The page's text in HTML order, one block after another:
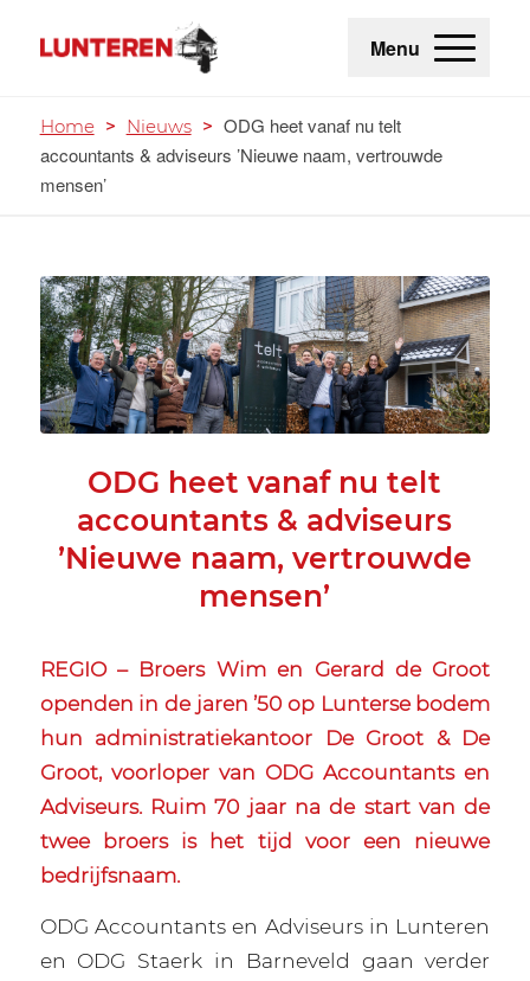
Menu
Home > Nieuws > ODG heet vanaf nu telt
accountants & adviseurs ’Nieuwe naam, vertrouwde
mensen’
ODG heet vanaf nu telt
accountants & adviseurs
’Nieuwe naam, vertrouwde
mensen’
REGIO – Broers Wim en Gerard de Groot
openden in de jaren ’50 op Lunterse bodem
hun administratiekantoor De Groot & De
Groot, voorloper van ODG Accountants en
Adviseurs. Ruim 70 jaar na de start van de
twee broers is het tijd voor een nieuwe
bedrijfsnaam.
ODG Accountants en Adviseurs in Lunteren
en ODG Staerk in Barneveld gaan verder